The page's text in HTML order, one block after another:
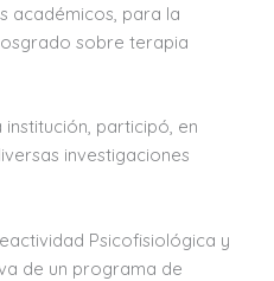
académicos, para la
sobre terapia
participó, en
investigaciones
Psicofisiológica y
de un programa de